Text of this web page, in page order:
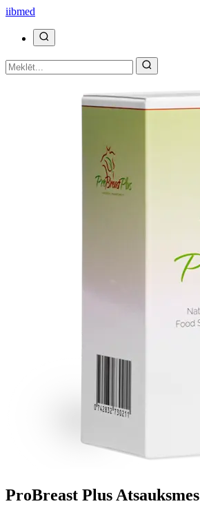
iibmed
ProBreast Plus Atsauksmes